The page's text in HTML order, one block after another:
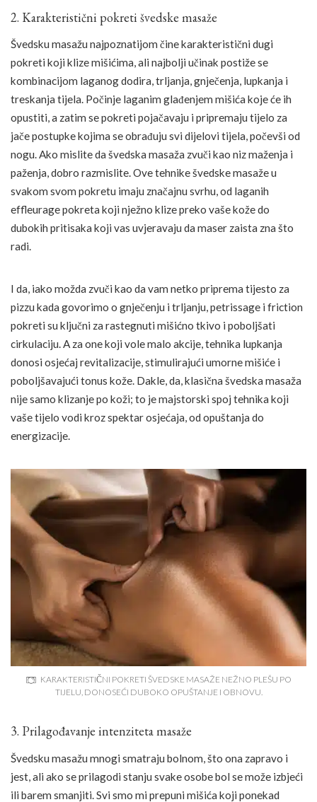
2. Karakteristični pokreti švedske masaže
Švedsku masažu najpoznatijom čine karakteristični dugi
pokreti koji klize mišićima, ali najbolji učinak postiže se
kombinacijom laganog dodira, trljanja, gnječenja, lupkanja i
treskanja tijela. Počinje laganim glađenjem mišića koje će ih
opustiti, a zatim se pokreti pojačavaju i pripremaju tijelo za
jače postupke kojima se obrađuju svi dijelovi tijela, počevši od
nogu. Ako mislite da švedska masaža zvuči kao niz maženja i
paženja, dobro razmislite. Ove tehnike švedske masaže u
svakom svom pokretu imaju značajnu svrhu, od laganih
effleurage pokreta koji nježno klize preko vaše kože do
dubokih pritisaka koji vas uvjeravaju da maser zaista zna što
radi.
I da, iako možda zvuči kao da vam netko priprema tijesto za
pizzu kada govorimo o gnječenju i trljanju, petrissage i friction
pokreti su ključni za rastegnuti mišićno tkivo i poboljšati
cirkulaciju. A za one koji vole malo akcije, tehnika lupkanja
donosi osjećaj revitalizacije, stimulirajući umorne mišiće i
poboljšavajući tonus kože. Dakle, da, klasična švedska masaža
nije samo klizanje po koži; to je majstorski spoj tehnika koji
vaše tijelo vodi kroz spektar osjećaja, od opuštanja do
energizacije.
KARAKTERISTIČNI POKRETI ŠVEDSKE MASAŽE NEŽNO PLEŠU PO
TIJELU, DONOSEĆI DUBOKO OPUŠTANJE I OBNOVU.
3. Prilagođavanje intenziteta masaže
Švedsku masažu mnogi smatraju bolnom, što ona zapravo i
jest, ali ako se prilagodi stanju svake osobe bol se može izbjeći
ili barem smanjiti. Svi smo mi prepuni mišića koji ponekad